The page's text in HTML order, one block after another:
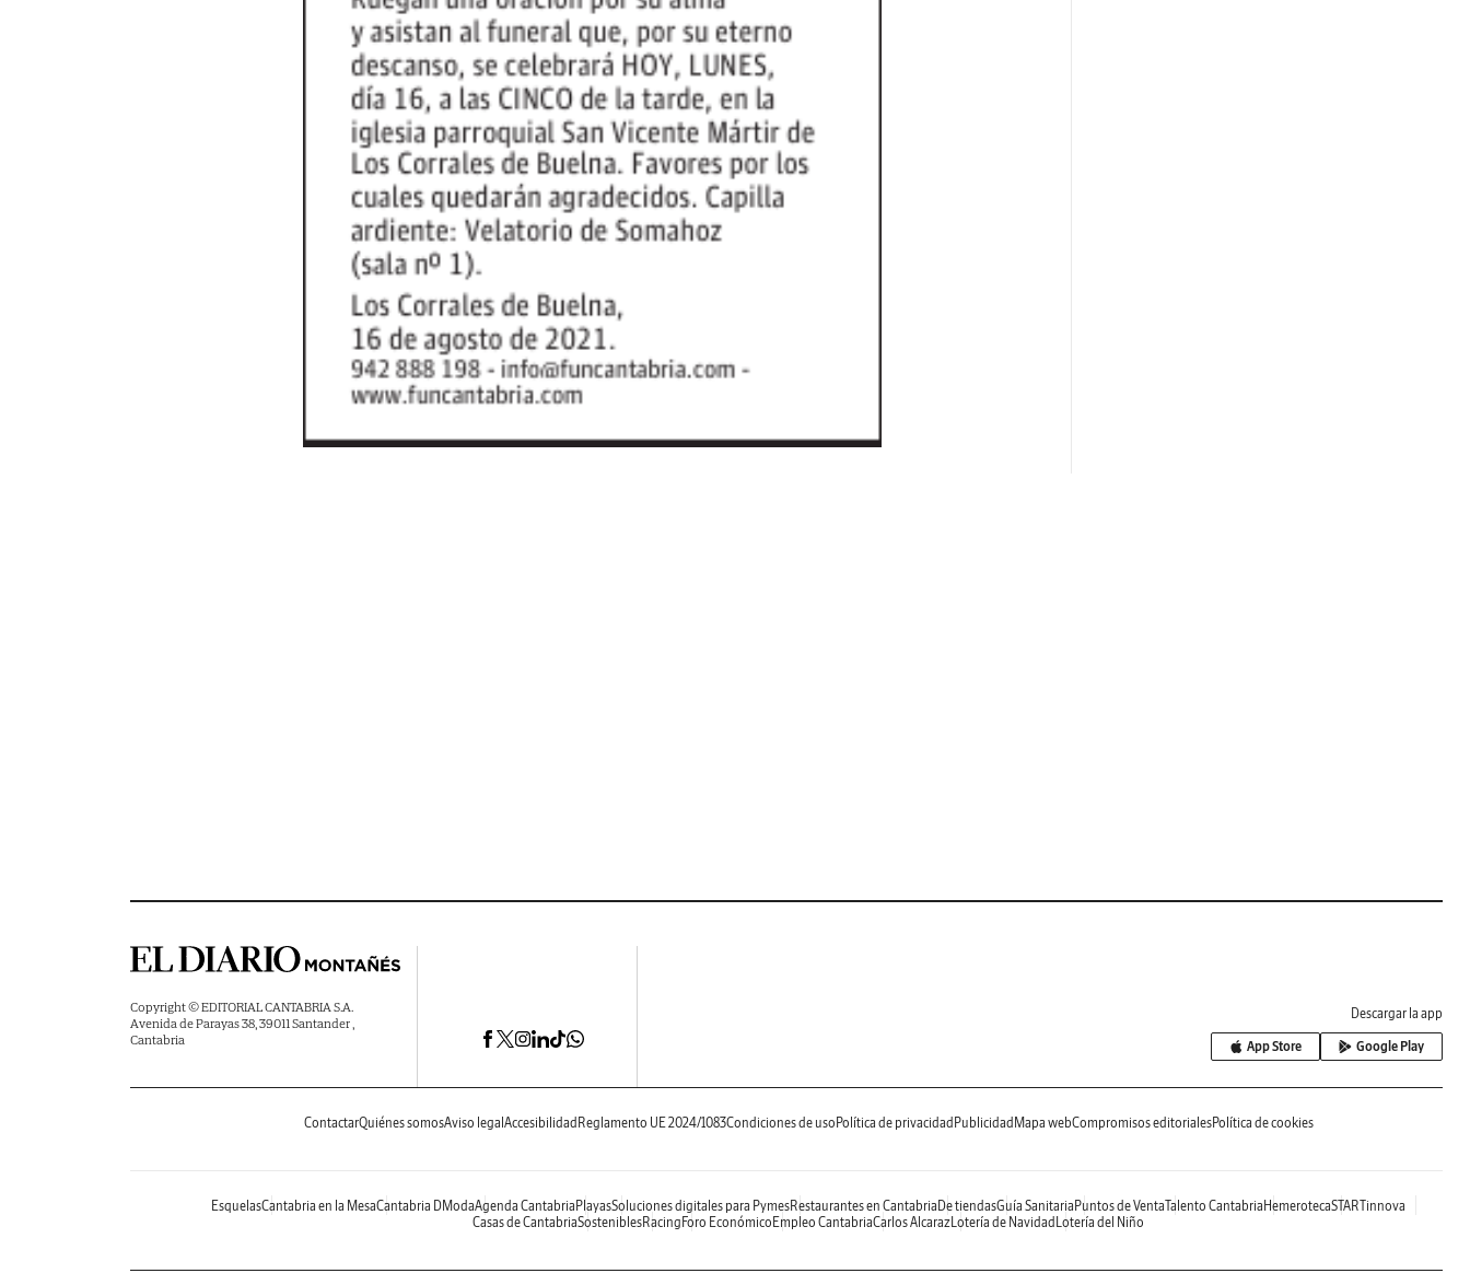
Copyright © EDITORIAL CANTABRIA S.A.
Avenida de Parayas 38, 39011 Santander ,
Cantabria
Descargar la app
App Store Google Play
ContactarQuiénes somosAviso legalAccesibilidadReglamento UE 2024/1083Condiciones de usoPolítica de privacidadPublicidadMapa webCompromisos editorialesPolítica de cookies
EsquelasCantabria en la MesaCantabria DModaAgenda CantabriaPlayasSoluciones digitales para PymesRestaurantes en CantabriaDe tiendasGuía SanitariaPuntos de VentaTalento CantabriaHemerotecaSTARTinnova
Casas de CantabriaSosteniblesRacingForo EconómicoEmpleo CantabriaCarlos AlcarazLotería de NavidadLotería del Niño